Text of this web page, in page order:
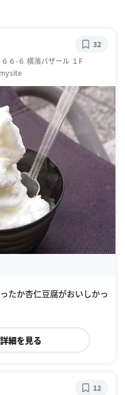
６-６ 横濱バザール １F
32
たか杏仁豆腐がおいしかっ
細を見る
12